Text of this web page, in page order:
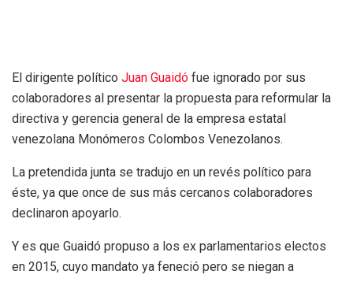
El dirigente político Juan Guaidó fue ignorado por sus
colaboradores al presentar la propuesta para reformular la
directiva y gerencia general de la empresa estatal
venezolana Monómeros Colombos Venezolanos.
La pretendida junta se tradujo en un revés político para
éste, ya que once de sus más cercanos colaboradores
declinaron apoyarlo.
Y es que Guaidó propuso a los ex parlamentarios electos
en 2015, cuyo mandato ya feneció pero se niegan a